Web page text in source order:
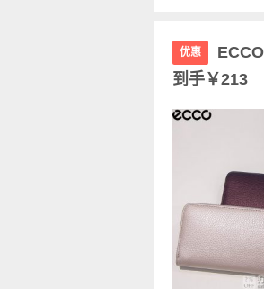
优惠
到手￥213